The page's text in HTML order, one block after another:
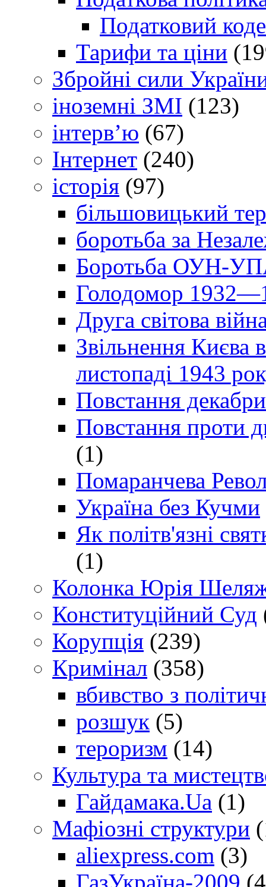
Податковий
Тарифи та ціни
Збройні сили
іноземні ЗМІ (123)
інтерв’ю (67)
Інтернет (240)
історія (97)
більшовицький
боротьба за
Боротьба ОУН-УПА
Голодомор
Друга світова
Звільнення Києва
листопаді 1943
Повстання
Повстання проти
(1)
Помаранчева
Україна без Кучми
Як політв'язні
(1)
Колонка Юрія
Конституційний Суд
Корупція (239)
Кримінал (358)
вбивство з
розшук (5)
тероризм (14)
Культура та
Гайдамака.Ua (1)
Мафіозні структури
aliexpress.com (3)
ГазУкраїна-2009